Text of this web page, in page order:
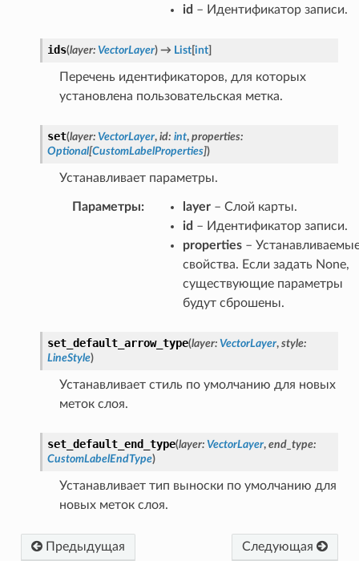
id – Идентификатор записи.
ids(layer: VectorLayer) → List[int]
Перечень идентификаторов, для которых
установлена пользовательская метка.
set(layer: VectorLayer, id: int, properties:
Optional[CustomLabelProperties])
Устанавливает параметры.
Параметры: layer– Слой карты.
id – Идентификатор записи.
properties–
свойства. Если задать None,
существующие параметры
будут сброшены.
set_default_arrow_type(layer: VectorLayer, style:
LineStyle)
Устанавливает стиль по умолчанию для новых
меток слоя.
set_default_end_type(layer: VectorLayer, end_type:
CustomLabelEndType)
Устанавливает тип выноски по умолчанию для
новых меток слоя.
Предыдущая Следующая